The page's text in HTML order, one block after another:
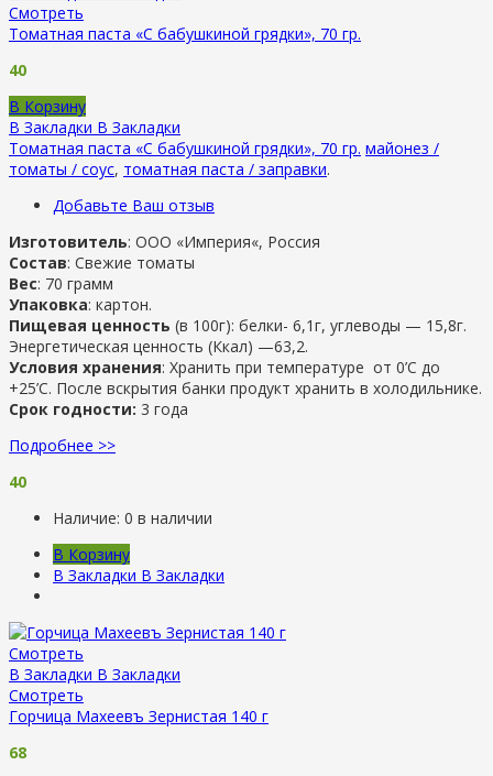
Смотреть
Томатная паста «С бабушкиной грядки», 70 гр.
40
В Корзину
В Закладки В Закладки
Томатная паста «С бабушкиной грядки», 70 гр. майонез /
томаты / соус, томатная паста / заправки.
Добавьте Ваш отзыв
Изготовитель: ООО «Империя«, Россия
Состав: Свежие томаты
Вес: 70 грамм
Упаковка: картон.
Пищевая ценность (в 100г): белки- 6,1г, углеводы — 15,8г.
Энергетическая ценность (Ккал) —63,2.
Условия хранения: Хранить при температуре от 0’C до
+25’C. После вскрытия банки продукт хранить в холодильнике.
Срок годности: 3 года
Подробнее >>
40
Наличие: 0 в наличии
В Корзину
В Закладки В Закладки
Смотреть
В Закладки В Закладки
Смотреть
Горчица Махеевъ Зернистая 140 г
68